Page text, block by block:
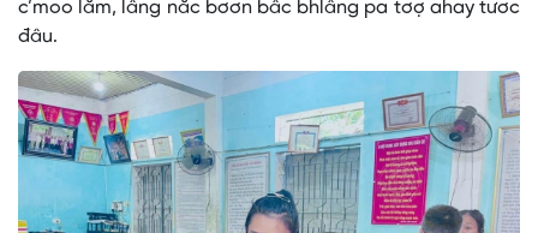
c’moo lăm, lâng năc bơơn bâc bhlâng pa tơợ ahay tươc
đâu.